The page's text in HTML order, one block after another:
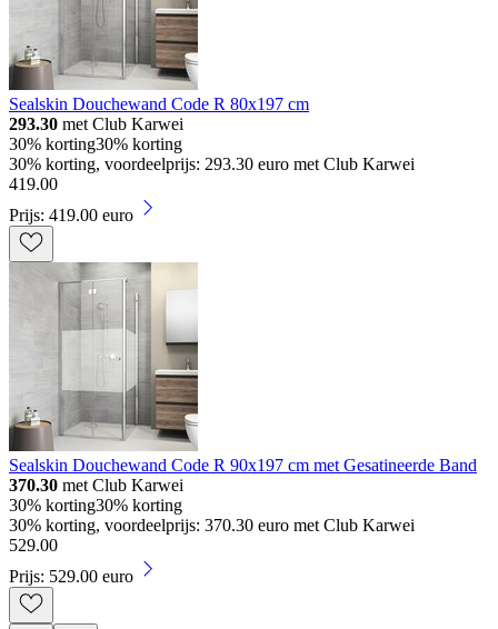
Sealskin Douchewand Code R 80x197 cm
293.30 met Club Karwei
30% korting30% korting
30% korting, voordeelprijs: 293.30 euro met Club Karwei
419.00
Prijs: 419.00 euro
Sealskin Douchewand Code R 90x197 cm met Gesatineerde Band
370.30 met Club Karwei
30% korting30% korting
30% korting, voordeelprijs: 370.30 euro met Club Karwei
529.00
Prijs: 529.00 euro